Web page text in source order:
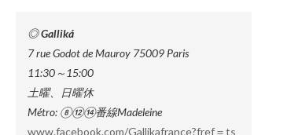
◎ Galliká
7 rue Godot de Mauroy 75009 Paris
11:30～15:00
土曜、日曜休
Métro: ⑧⑫⑭番線Madeleine
www.facebook.com/Gallikafrance?fref＝ts